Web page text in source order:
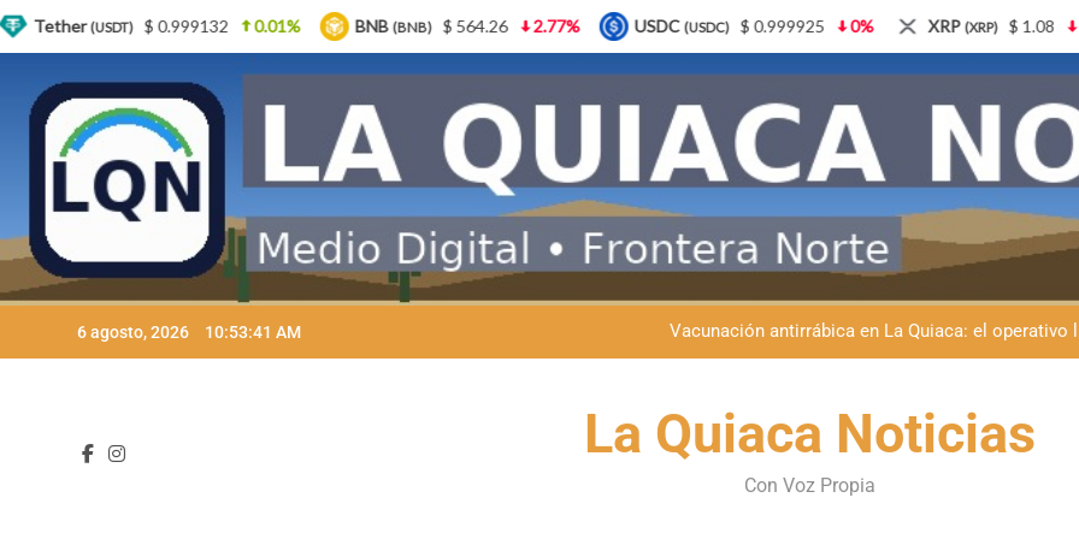
6 agosto, 2026 10:53:43 AM
Semana del Abuelo en La Quiaca: música, baile y un encuentro
Fiestas patronales en La Quiaca: la Banda Municipal
Vacunación antirrábica en La Quiaca: el operativo
Retirados de Gendarmería en La Quiaca: realizarán una
Fiestas patronales en La Quiaca: la Banda Municipal
Vacunación antirrábica en La Quiaca: el operativo
La Quiaca Noticias
Con Voz Propia
0.01% BNB(BNB) $ 564.26 2.77% USDC(USDC) $ 0.999925 0% XRP (XRP) $ 1.08 3.87% Solana (SOL) $